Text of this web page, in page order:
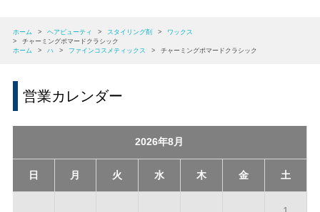
ホーム > ヘアビューティ > スタイリング剤 >
ワックス
>
チャーミングポマードクラシック
ホーム
> ハ > ファインコスメティックス > チャーミングポマードクラシック
営業カレンダー
2026年8月
日 月 火 水 木 金 土